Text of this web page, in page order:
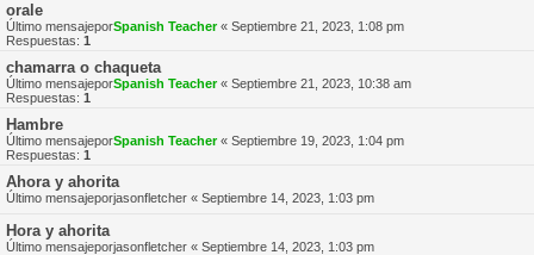
orale
Último mensajeporSpanish Teacher« Septiembre 21, 2023, 1:08 pm
Respuestas: 1
chamarra o chaqueta
Último mensajeporSpanish Teacher« Septiembre 21, 2023, 10:38 am
Respuestas: 1
Hambre
Último mensajeporSpanish Teacher« Septiembre 19, 2023, 1:04 pm
Respuestas: 1
Ahora y ahorita
Último mensajeporjasonfletcher « Septiembre 14, 2023, 1:03 pm
Hora y ahorita
Último mensajeporjasonfletcher « Septiembre 14, 2023, 1:03 pm